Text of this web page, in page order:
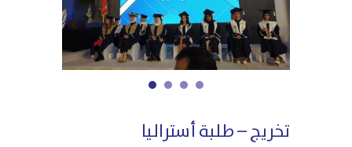
1 2 3 4
تخريج – طلبة أستراليا